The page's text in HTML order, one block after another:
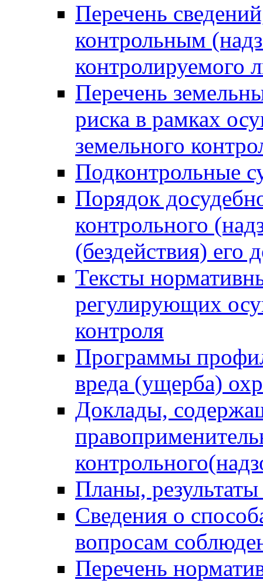
Перечень
контрольным
контролируемого
Перечень
риска в рамках
земельного
Подконтрольные
Порядок
контрольного
(бездействия)
Тексты
регулирующих
контроля
Программы
вреда (ущерба)
Доклады,
Планы,
Сведения о
вопросам
Перечень